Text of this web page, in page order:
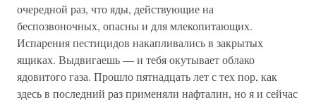
очередной раз, что яды, действующие на
беспозвоночных, опасны и для млекопитающих.
Испарения пестицидов накапливались в закрытых
ящиках. Выдвигаешь — и тебя окутывает облако
ядовитого газа. Прошло пятнадцать лет с тех пор, как
здесь в последний раз применяли нафталин, но я и сейчас